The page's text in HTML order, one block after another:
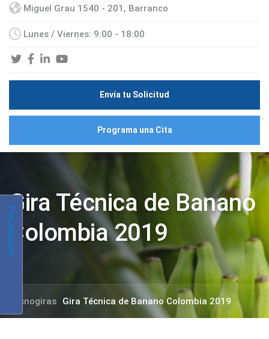
Miguel Grau 1540 - 201, Barranco
Lunes / Viernes: 9:00 - 18:00
Envía tu Solicitud
Programa una Cita
Gira Técnica de Banano
Colombia 2019
Tecnogiras Gira Técnica de Banano Colombia 2019
Facebook